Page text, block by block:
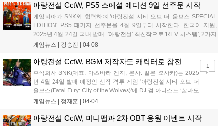
그러나 올스타...
아랑전설 CotW, PS5 스페셜 에디션 9일 선주문 시작
게임피아가 SNK와 협력하여 '아랑전설 시티 오브 더 울브스 SPECIAL
EDITION' PS5 패키지 선주문을 4월 9일부터 시작한다. 한국어 지원,
2025년 4월 24일 국내 발매. '아랑전설' 최신작으로 'REV 시스템', 2가지
조작 모드 제공. DLC 캐릭터 5명 포함 총 22명 참전, 싱글 플레이 RPG
보가드(2025년 여름), 켄(2025년 여름), 죠 히가시(2025년 가을), 춘리
(2025년 겨울), 미스터 빅(2026년 초) DLC 캐릭터 제공....
게임뉴스 | 강승진 04-08
아랑전설 CotW, BGM 제작자도 캐릭터로 참전
주식회사 SNK(대표: 마츠바라 켄지, 본사: 일본 오사카)는 2025
년 4월 24일 발매 예정인 신작 격투 게임 '아랑전설 시티 오브 더
울브스(Fatal Fury: City of the Wolves)'에 DJ 겸 아티스트 ‘살바토
레 가나치(Salvatore Ganacci)’의 참전이 확정되었음을 발표했
게임뉴스 | 정재훈 04-04
1
아랑전설 CotW, 미니맵과 2차 OBT 응원 이벤트 시작